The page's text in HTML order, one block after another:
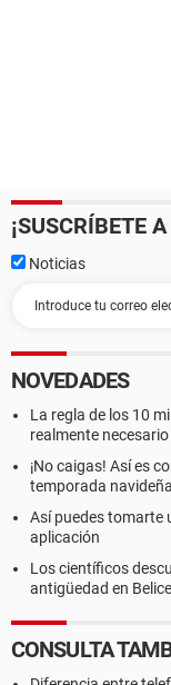
¡SUSCRÍBETE
Noticias
NOVEDADES
La regla de los 10
realmente
¡No caigas! Así es
temporada navideña
Así puedes tomarte
aplicación
Los científicos
antigüedad en Belice
CONSULTA